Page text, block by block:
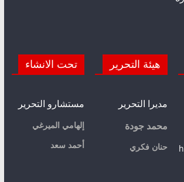
هيئة التحرير
مديرا التحرير
محمد جودة
حنان فكري
تحت الانشاء
مستشارو التحرير
إلهامي الميرغي
أحمد سعد